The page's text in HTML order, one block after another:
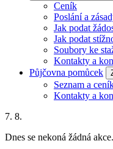
Ceník
Poslání a
Jak podat
Jak podat
Soubory ke
Kontakty a
Půjčovna pomůcek
Seznam a
Kontakty a
7. 8.
Dnes se nekoná žádná akce.